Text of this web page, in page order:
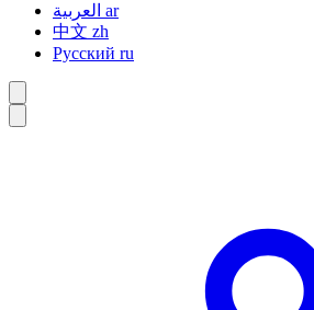
ar
中文 zh
Русский ru